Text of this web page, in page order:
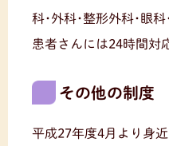
科･外科･整形外科･眼
患者さんには24時間対
その他の制度
平成27年度4月より身